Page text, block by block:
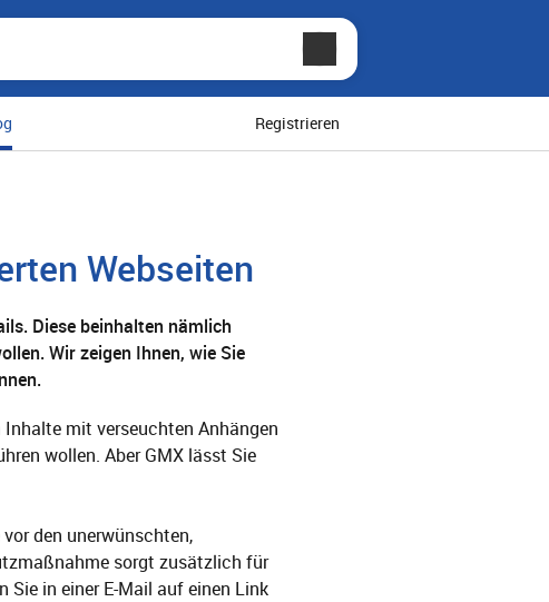
Registrieren
Webseiten
Diese beinhalten nämlich
Wir zeigen Ihnen, wie Sie
mit verseuchten Anhängen
wollen. Aber GMX lässt Sie
den unerwünschten,
sorgt zusätzlich für
Sie in einer E-Mail auf einen Link